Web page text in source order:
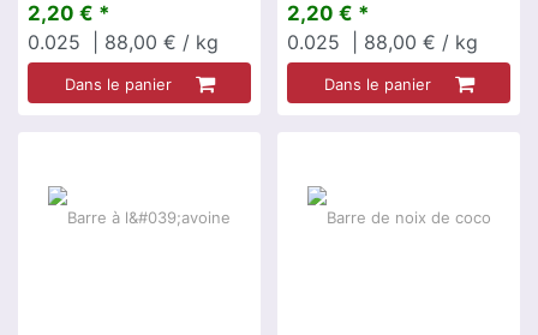
2,20 € *
0.025
| 88,00 € / kg
Dans le panier
2,20 € *
0.025
| 88,00 € / kg
Dans le panier